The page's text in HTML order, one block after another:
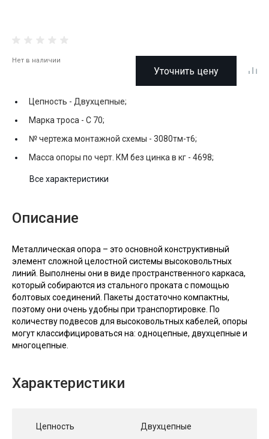
Нет в наличии
Уточнить цену
Цепность - Двухцепные;
Марка троса - С 70;
№ чертежа монтажной схемы - 3080тм-т6;
Масса опоры по черт. КМ без цинка в кг - 4698;
Все характеристики
Описание
Металлическая опора – это основной конструктивный
элемент сложной целостной системы высоковольтных
линий. Выполнены они в виде пространственного каркаса,
который собираются из стального проката с помощью
болтовых соединений. Пакеты достаточно компактны,
поэтому они очень удобны при транспортировке. По
количеству подвесов для высоковольтных кабелей, опоры
могут классифицироваться на: одноцепные, двухцепные и
многоцепные.
Характеристики
Цепность Двухцепные